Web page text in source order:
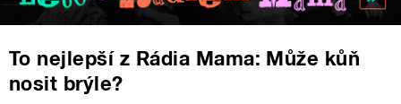
To nejlepší z Rádia Mama: Může kůň
nosit brýle?